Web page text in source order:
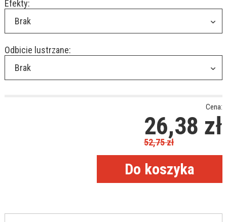
Efekty:
Brak
Odbicie lustrzane:
Brak
Cena:
26,38 zł
52,75zł